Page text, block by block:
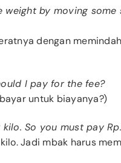
weight by moving
dengan
I pay for the fee?
untuk biayanya?)
So you must pay
Jadi mbak harus